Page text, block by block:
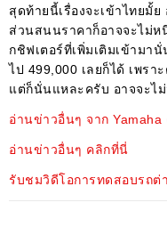
สุดท้ายนี้เรื่องจะเข้าไทยมั้
ส่วนสนนราคาก็อาจจะไม่
กชิฟเตอร์ที่เพิ่มเติมเข้ามา
ไป 499,000 เลยก็ได้ เพร
แต่ก็นั่นแหละครับ อาจจะไ
อ่านข่าวอื่นๆ จาก
อ่านข่าวอื่นๆ คลิกที่นี่
รับชมวิดีโอการทดสอบรถต่